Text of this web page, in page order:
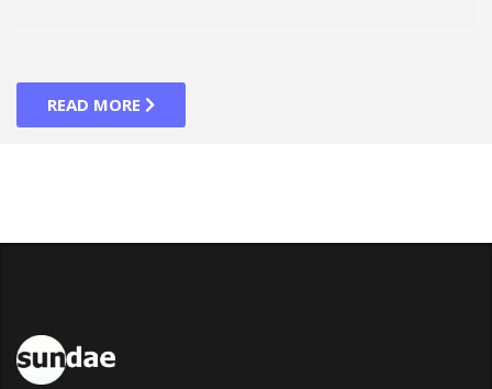
READ MORE